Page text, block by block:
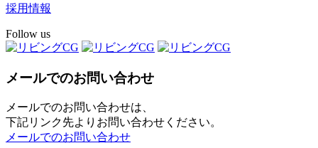
採用情報
Follow us
メールでのお問い合わせ
メールでのお問い合わせは、
下記リンク先よりお問い合わせください。
メールでのお問い合わせ